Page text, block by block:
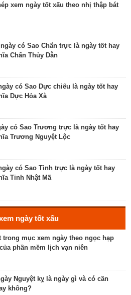
xem ngày tốt xấu theo nhị thập bát
có Sao Chẩn trực là ngày tốt hay
Chẩn Thủy Dẫn
có Sao Dực chiếu là ngày tốt hay
Dực Hỏa Xà
có Sao Trương trực là ngày tốt hay
Trương Nguyệt Lộc
có Sao Tinh trực là ngày tốt hay
Tinh Nhật Mã
có Sao Liễu trực là ngày tốt hay xấu? Ý
Thổ Chương
có Sao Quỷ chiếu là ngày tốt hay
có Sao Tỉnh chiếu là ngày tốt hay
ngày tốt xấu
hành, chữa bệnh
cầu thọ, cầu tài lộc
công, tu tạo nhà cửa
phúc
giao dịch, cầu tài lộc
trong mục xem ngày theo ngọc hạp
phần mềm lịch vạn niên
Nguyệt kỵ là ngày gì và có cần
không?